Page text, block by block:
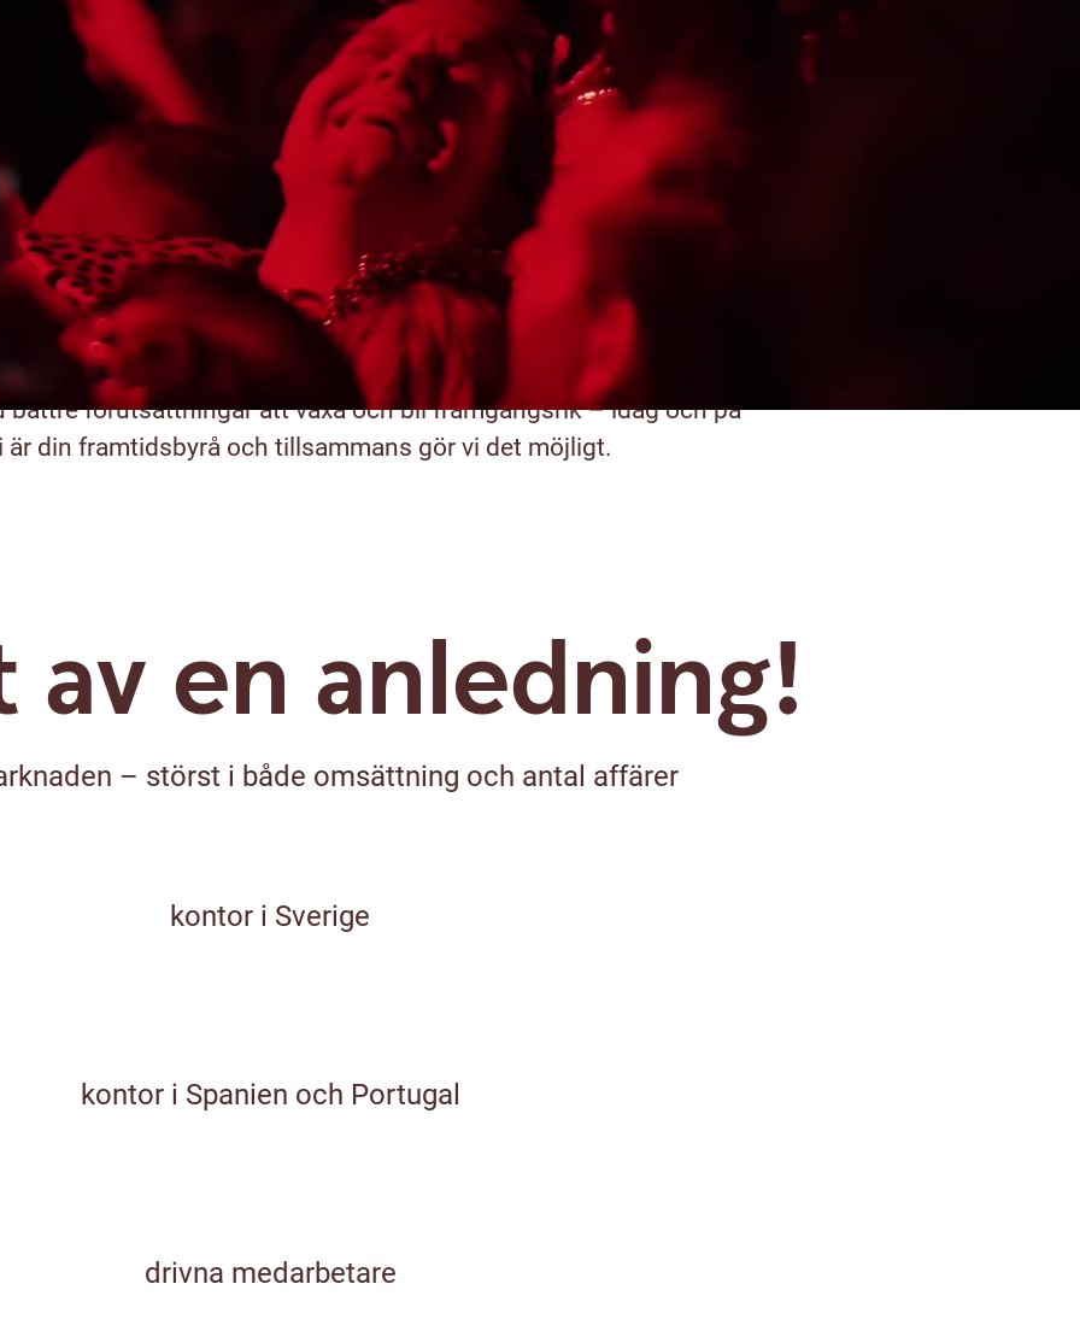
dina
på många saker. Som i Fastighetsbyrån och vår framtid
oss kan du komma som du är, oavsett om du redan är en erfaren
förväntansfull student. För när du blir en del av Sveriges ledande
bättre förutsättningar att växa och bli framgångsrik – idag och på
är din framtidsbyrå och tillsammans gör vi det möjligt.
av en anledning!
– störst i både omsättning och antal affärer
kontor i Sverige
kontor i Spanien och Portugal
drivna medarbetare